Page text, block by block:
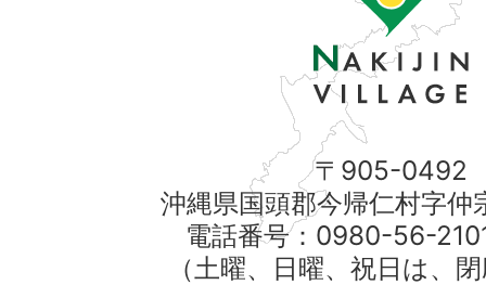
〒905-0492
沖縄県国頭郡今帰仁村字仲
電話番号：0980-56-
（土曜、日曜、祝日は、